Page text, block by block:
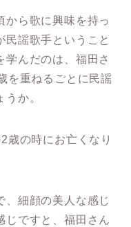
から歌に興味を持っ
民謡歌手ということ
学んだのは、福田さ
を重ねるごとに民謡
か。
歳の時にお亡くなり
、細顔の美人な感じ
じですと、福田さん